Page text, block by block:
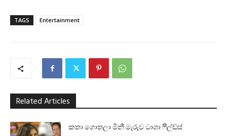
TAGS Entertainment
Related Articles
කතා ගොතලා මිනී මැරුව ටාශා ෆීල්ඩ්ස්